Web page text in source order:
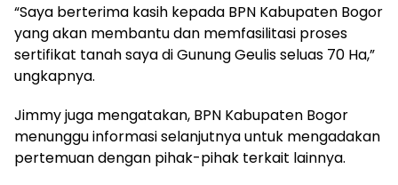
“Saya berterima kasih kepada BPN Kabupaten Bogor
yang akan membantu dan memfasilitasi proses
sertifikat tanah saya di Gunung Geulis seluas 70 Ha,”
ungkapnya.
Jimmy juga mengatakan, BPN Kabupaten Bogor
menunggu informasi selanjutnya untuk mengadakan
pertemuan dengan pihak-pihak terkait lainnya.